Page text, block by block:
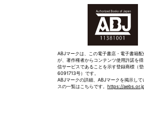
ABJマークは、この電子書店・電子書籍配
が、著作権者からコンテンツ使用許諾を
信サービスであることを示す登録商標（
6091713号）です。
ABJマークの詳細、ABJマークを掲示して
スの一覧はこちらです。 https://